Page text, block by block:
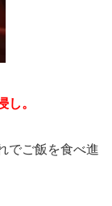
し。
でご飯を食べ進